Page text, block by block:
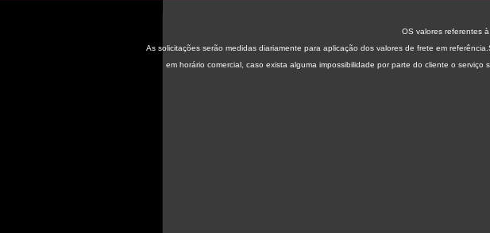
OS valores referentes
As solicitações serão medidas diariamente para aplicação dos valores de frete em
em horário comercial, caso exista alguma impossibilidade por parte do cliente o